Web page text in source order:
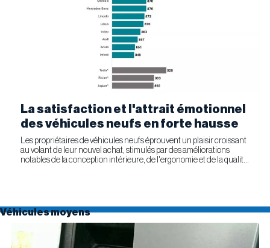
La satisfaction et l'attrait émotionnel
des véhicules neufs en forte hausse
Les propriétaires de véhicules neufs éprouvent un plaisir croissant
au volant de leur nouvel achat, stimulés par des améliorations
notables de la conception intérieure, de l'ergonomie et de la qualité
Véhicules moyens